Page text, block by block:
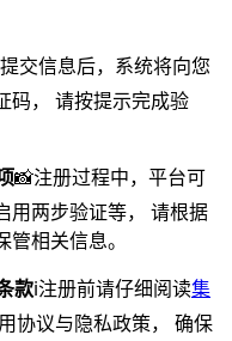
交信息后，系统将向您
码， 请按提示完成验
📸️注册过程中，平台可
用两步验证等， 请根据
相关信息。
款ℹ注册前请仔细阅读集
协议与隐私政策， 确保